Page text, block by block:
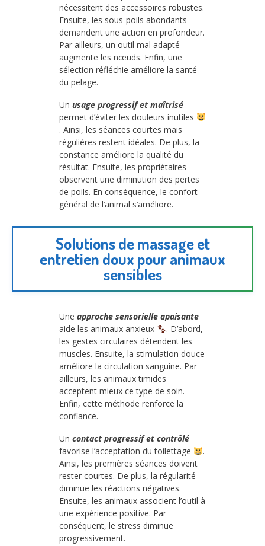
nécessitent des accessoires robustes.
Ensuite, les sous-poils abondants
demandent une action en profondeur.
Par ailleurs, un outil mal adapté
augmente les nœuds. Enfin, une
sélection réfléchie améliore la santé
du pelage.
Un usage progressif et maîtrisé
permet d’éviter les douleurs inutiles
. Ainsi, les séances courtes mais
régulières restent idéales. De plus, la
constance améliore la qualité du
résultat. Ensuite, les propriétaires
observent une diminution des pertes
de poils. En conséquence, le confort
général de l’animal s’améliore.
Solutions de massage et
entretien doux pour animaux
sensibles
Une approche sensorielle apaisante
aide les animaux anxieux
. D’abord,
les gestes circulaires détendent les
muscles. Ensuite, la stimulation douce
améliore la circulation sanguine. Par
ailleurs, les animaux timides
acceptent mieux ce type de soin.
Enfin, cette méthode renforce la
confiance.
Un contact progressif et contrôlé
favorise l’acceptation du toilettage
.
Ainsi, les premières séances doivent
rester courtes. De plus, la régularité
diminue les réactions négatives.
Ensuite, les animaux associent l’outil à
une expérience positive. Par
conséquent, le stress diminue
progressivement.